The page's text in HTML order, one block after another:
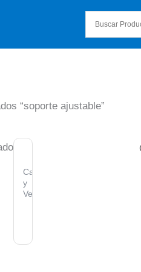
“soporte ajustable”
Calefacción
y
Ventilación